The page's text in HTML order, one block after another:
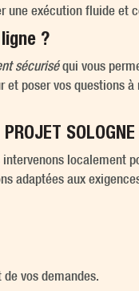
une exécution fluide et
?
sécuriséqui vous
poser vos questions
adaptées aux
vos demandes.